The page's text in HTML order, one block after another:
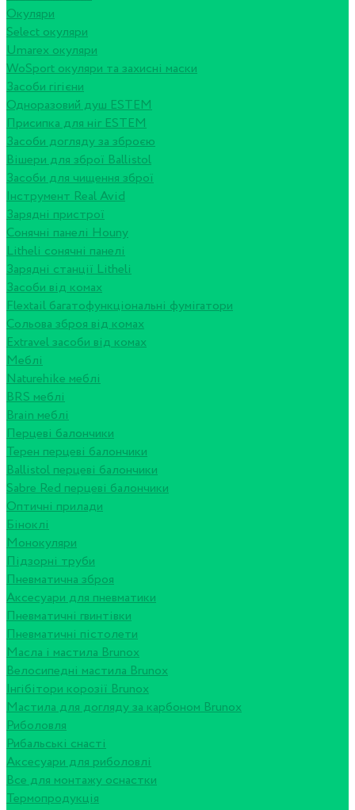
Окуляри
Select окуляри
Umarex окуляри
WoSport окуляри та захисні маски
Засоби гігієни
Одноразовий душ ESTEM
Присипка для ніг ESTEM
Засоби догляду за зброєю
Вішери для зброї Ballistol
Засоби для чищення зброї
Інструмент Real Avid
Зарядні пристрої
Сонячні панелі Houny
Litheli сонячні панелі
Зарядні станції Litheli
Засоби від комах
Flextail багатофункціональні фумігатори
Сольова зброя від комах
Extravel засоби від комах
Меблі
Naturehike меблі
BRS меблі
Brain меблі
Перцеві балончики
Терен перцеві балончики
Ballistol перцеві балончики
Sabre Red перцеві балончики
Оптичні прилади
Біноклі
Монокуляри
Підзорні труби
Пневматична зброя
Аксесуари для пневматики
Пневматичні гвинтівки
Пневматичні пістолети
Масла і мастила Brunox
Велосипедні мастила Brunox
Інгібітори корозії Brunox
Мастила для догляду за карбоном Brunox
Риболовля
Рибальські снасті
Аксесуари для риболовлі
Все для монтажу оснастки
Термопродукція